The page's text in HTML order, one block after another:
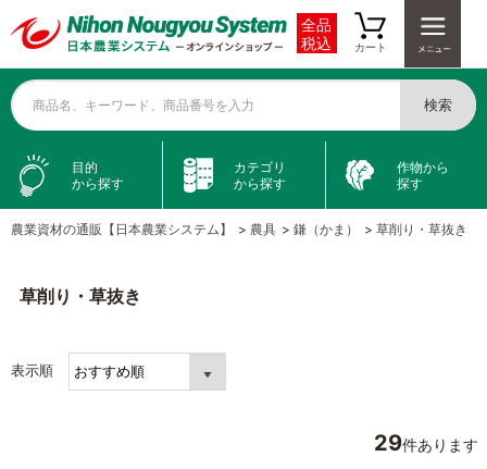
全品
税込
カート
商品名、キーワード、商品番号を入力 検索
目的
から探す
カテゴリ
から探す
作物から
探す
農業資材の通販【日本農業システム】 > 農具 > 鎌（かま） > 草削り・草抜き
草削り・草抜き
表示順
29件あります